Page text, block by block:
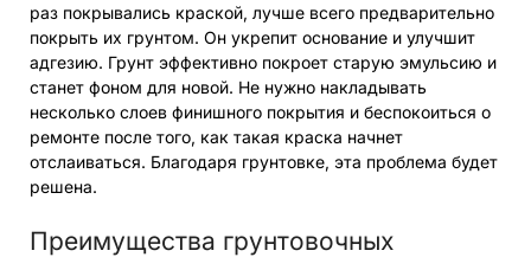
раз покрывались краской, лучше всего предварительно
покрыть их грунтом. Он укрепит основание и улучшит
адгезию. Грунт эффективно покроет старую эмульсию и
станет фоном для новой. Не нужно накладывать
несколько слоев финишного покрытия и беспокоиться о
ремонте после того, как такая краска начнет
отслаиваться. Благодаря грунтовке, эта проблема будет
решена.
Преимущества грунтовочных